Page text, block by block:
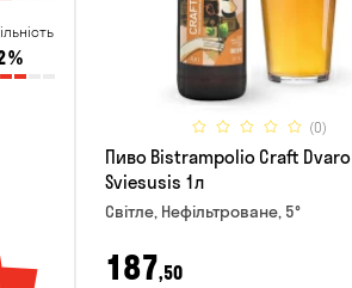
%
(0)
Пиво Bistrampolio Craft Dvaro
Sviesusis 1л
Світле, Нефільтроване, 5°
187,50